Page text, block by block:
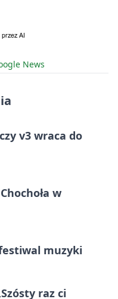
News
v3 wraca do
w
muzyki
raz ci